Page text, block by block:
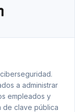
a administrar
empleados y
de clave pública